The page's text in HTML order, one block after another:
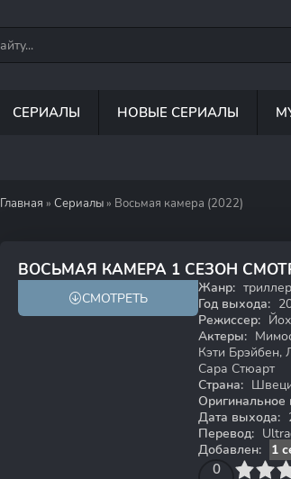
СЕРИАЛЫ НОВЫЕ СЕРИАЛЫ
Главная » Сериалы » Восьмая камера (2022)
ВОСЬМАЯ КАМЕРА 1 СЕЗОН
7.1 6.7
СМОТРЕТЬ
Жанр:
Год выхода:
Режиссер:
Актеры:
Кэти Брэйбен,
Сара Стюарт
Страна:
Оригинальное
Дата выхода:
Перевод:
Добавлен:
1
0
4 6 7